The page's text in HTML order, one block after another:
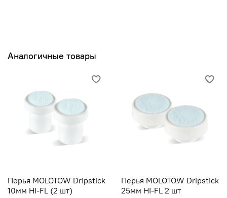
Аналогичные товары
Перья MOLOTOW Dripstick
10мм HI-FL (2 шт)
Перья MOLOTOW Dripstick
25мм HI-FL 2 шт